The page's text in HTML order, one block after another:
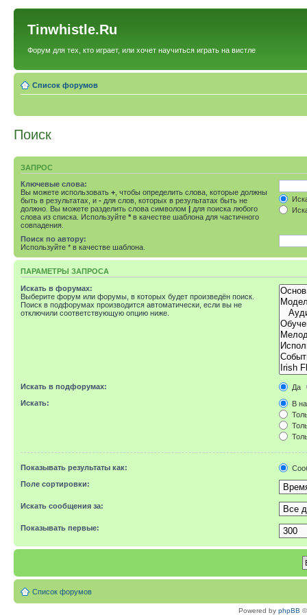
Tinwhistle.Ru
Форум для тех, кто играет, или хочет научиться играть на вистле
Список форумов
Поиск
ЗАПРОС
Ключевые слова:
Вы можете использовать + , чтобы определить слова, которые должны
быть в результатах, и - для слов, которых в результатах быть не
должно. Вы можете разделить слова символом | для поиска любого
слова из списка. Используйте * в качестве шаблона для частичного
совпадения.
Поиск по автору:
Используйте * в качестве шаблона.
ПАРАМЕТРЫ ЗАПРОСА
Искать в форумах:
Выберите форум или форумы, в которых будет произведён поиск.
Поиск в подфорумах производится автоматически, если вы не
отключили соответствующую опцию ниже.
Искать в подфорумах:
Да
Искать:
В
Показывать результаты как:
Поле сортировки:
Искать сообщения за:
Показывать первые:
Список форумов
Powered by phpBB